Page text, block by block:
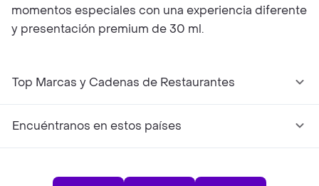
momentos especiales con una experiencia diferente
y presentación premium de 30 ml.
Top Marcas y Cadenas de Restaurantes
Encuéntranos en estos países